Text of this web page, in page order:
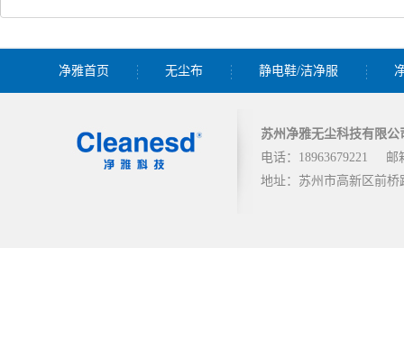
净雅首页 无尘布 静电鞋/洁净服
苏州净雅无尘科技有限公
电话：18963679221
邮
地址：苏州市高新区前桥